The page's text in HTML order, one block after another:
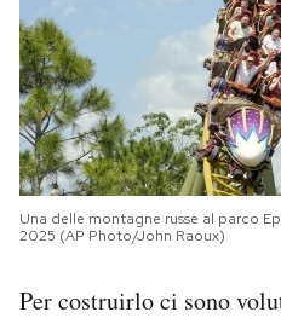
Una delle montagne russe al parco
2025 (AP Photo/John Raoux)
Per costruirlo ci sono